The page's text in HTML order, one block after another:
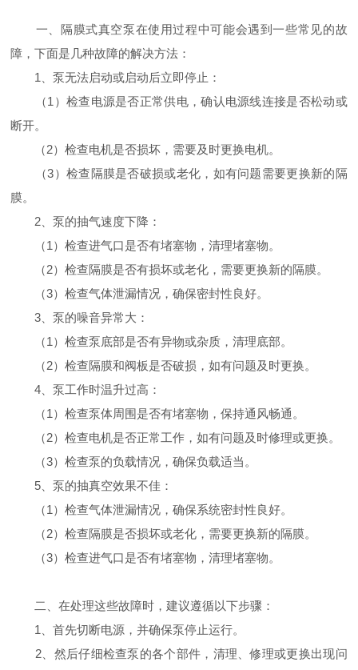
一、隔膜式真空泵在使用过程中可能会遇到一些常见的故
障，下面是几种故障的解决方法：
1、泵无法启动或启动后立即停止：
（1）检查电源是否正常供电，确认电源线连接是否松动或
断开。
（2）检查电机是否损坏，需要及时更换电机。
（3）检查隔膜是否破损或老化，如有问题需要更换新的隔
膜。
2、泵的抽气速度下降：
（1）检查进气口是否有堵塞物，清理堵塞物。
（2）检查隔膜是否有损坏或老化，需要更换新的隔膜。
（3）检查气体泄漏情况，确保密封性良好。
3、泵的噪音异常大：
（1）检查泵底部是否有异物或杂质，清理底部。
（2）检查隔膜和阀板是否破损，如有问题及时更换。
4、泵工作时温升过高：
（1）检查泵体周围是否有堵塞物，保持通风畅通。
（2）检查电机是否正常工作，如有问题及时修理或更换。
（3）检查泵的负载情况，确保负载适当。
5、泵的抽真空效果不佳：
（1）检查气体泄漏情况，确保系统密封性良好。
（2）检查隔膜是否损坏或老化，需要更换新的隔膜。
（3）检查进气口是否有堵塞物，清理堵塞物。
二、在处理这些故障时，建议遵循以下步骤：
1、首先切断电源，并确保泵停止运行。
2、然后仔细检查泵的各个部件，清理、修理或更换出现问